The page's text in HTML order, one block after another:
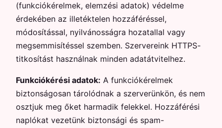
(funkciókérelmek, elemzési adatok) védelme
érdekében az illetéktelen hozzáféréssel,
módosítással, nyilvánosságra hozatallal vagy
megsemmisítéssel szemben. Szervereink HTTPS-
titkosítást használnak minden adatátvitelhez.
Funkciókérési adatok: A funkciókérelmek
biztonságosan tárolódnak a szerverünkön, és nem
osztjuk meg őket harmadik felekkel. Hozzáférési
naplókat vezetünk biztonsági és spam-